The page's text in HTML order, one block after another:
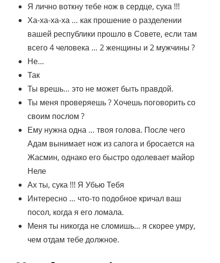
Я лично воткну тебе нож в сердце, сука !!!
Ха-ха-ха-ха … как прошение о разделении
вашей республики прошло в Совете, если там
всего 4 человека … 2 женщины и 2 мужчины ?
Не…
Так
Ты врешь… это не может быть правдой.
Ты меня проверяешь ? Хочешь поговорить со
своим послом ?
Ему нужна одна … твоя голова. После чего
Адам вынимает нож из сапога и бросается на
Жасмин, однако его быстро одолевает майор
Неле
Ах ты, сука !!! Я Убью Тебя
Интересно … что-то подобное кричал ваш
посол, когда я его ломала.
Меня ты никогда не сломишь… я скорее умру,
чем отдам тебе должное.